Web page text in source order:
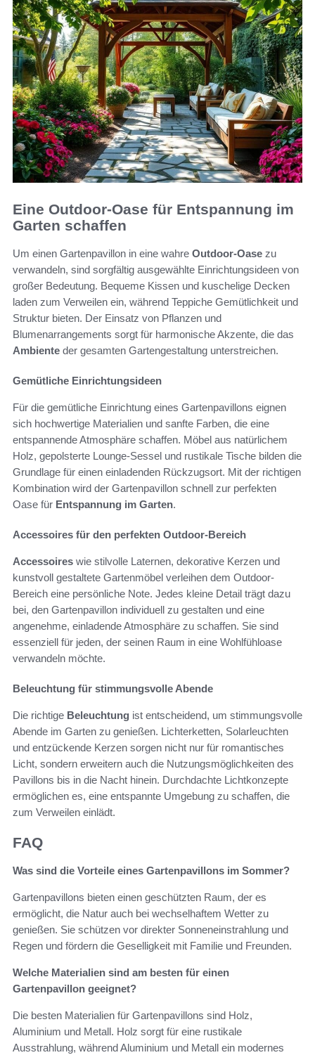
Eine Outdoor-Oase für Entspannung im
Garten schaffen
Um einen Gartenpavillon in eine wahre Outdoor-Oase zu
verwandeln, sind sorgfältig ausgewählte Einrichtungsideen von
großer Bedeutung. Bequeme Kissen und kuschelige Decken
laden zum Verweilen ein, während Teppiche Gemütlichkeit und
Struktur bieten. Der Einsatz von Pflanzen und
Blumenarrangements sorgt für harmonische Akzente, die das
Ambiente der gesamten Gartengestaltung unterstreichen.
Gemütliche Einrichtungsideen
Für die gemütliche Einrichtung eines Gartenpavillons eignen
sich hochwertige Materialien und sanfte Farben, die eine
entspannende Atmosphäre schaffen. Möbel aus natürlichem
Holz, gepolsterte Lounge-Sessel und rustikale Tische bilden die
Grundlage für einen einladenden Rückzugsort. Mit der richtigen
Kombination wird der Gartenpavillon schnell zur perfekten
Oase für Entspannung im Garten.
Accessoires für den perfekten Outdoor-Bereich
Accessoires wie stilvolle Laternen, dekorative Kerzen und
kunstvoll gestaltete Gartenmöbel verleihen dem Outdoor-
Bereich eine persönliche Note. Jedes kleine Detail trägt dazu
bei, den Gartenpavillon individuell zu gestalten und eine
angenehme, einladende Atmosphäre zu schaffen. Sie sind
essenziell für jeden, der seinen Raum in eine Wohlfühloase
verwandeln möchte.
Beleuchtung für stimmungsvolle Abende
Die richtige Beleuchtung ist entscheidend, um stimmungsvolle
Abende im Garten zu genießen. Lichterketten, Solarleuchten
und entzückende Kerzen sorgen nicht nur für romantisches
Licht, sondern erweitern auch die Nutzungsmöglichkeiten des
Pavillons bis in die Nacht hinein. Durchdachte Lichtkonzepte
ermöglichen es, eine entspannte Umgebung zu schaffen, die
zum Verweilen einlädt.
FAQ
Was sind die Vorteile eines Gartenpavillons im Sommer?
Gartenpavillons bieten einen geschützten Raum, der es
ermöglicht, die Natur auch bei wechselhaftem Wetter zu
genießen. Sie schützen vor direkter Sonneneinstrahlung und
Regen und fördern die Geselligkeit mit Familie und Freunden.
Welche Materialien sind am besten für einen
Gartenpavillon geeignet?
Die besten Materialien für Gartenpavillons sind Holz,
Aluminium und Metall. Holz sorgt für eine rustikale
Ausstrahlung, während Aluminium und Metall ein modernes